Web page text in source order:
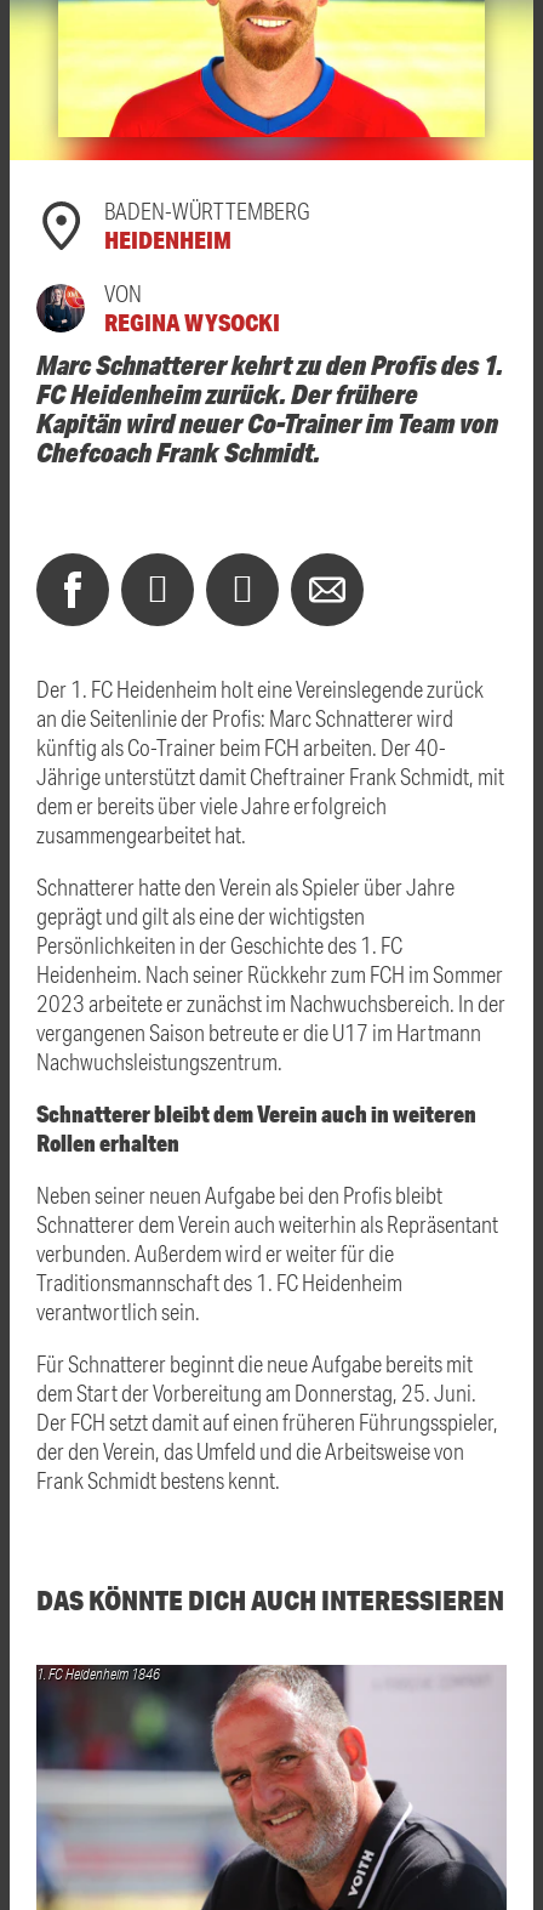
BADEN-WÜRTTEMBERG
HEIDENHEIM
VON
REGINA WYSOCKI
Marc Schnatterer kehrt zu den Profis des 1.
FC Heidenheim zurück. Der frühere
Kapitän wird neuer Co-Trainer im Team von
Chefcoach Frank Schmidt.
Der 1. FC Heidenheim holt eine Vereinslegende zurück
an die Seitenlinie der Profis: Marc Schnatterer wird
künftig als Co-Trainer beim FCH arbeiten. Der 40-
Jährige unterstützt damit Cheftrainer Frank Schmidt, mit
dem er bereits über viele Jahre erfolgreich
zusammengearbeitet hat.
Schnatterer hatte den Verein als Spieler über Jahre
geprägt und gilt als eine der wichtigsten
Persönlichkeiten in der Geschichte des 1. FC
Heidenheim. Nach seiner Rückkehr zum FCH im Sommer
2023 arbeitete er zunächst im Nachwuchsbereich. In der
vergangenen Saison betreute er die U17 im Hartmann
Nachwuchsleistungszentrum.
Schnatterer bleibt dem Verein auch in weiteren
Rollen erhalten
Neben seiner neuen Aufgabe bei den Profis bleibt
Schnatterer dem Verein auch weiterhin als Repräsentant
verbunden. Außerdem wird er weiter für die
Traditionsmannschaft des 1. FC Heidenheim
verantwortlich sein.
Für Schnatterer beginnt die neue Aufgabe bereits mit
dem Start der Vorbereitung am Donnerstag, 25. Juni.
Der FCH setzt damit auf einen früheren Führungsspieler,
der den Verein, das Umfeld und die Arbeitsweise von
Frank Schmidt bestens kennt.
DAS KÖNNTE DICH AUCH INTERESSIEREN
1. FC Heidenheim 1846